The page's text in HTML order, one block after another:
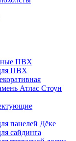
ПВХ
ПВХ
Атлас Стоун
панелей Дёке
сайдинга